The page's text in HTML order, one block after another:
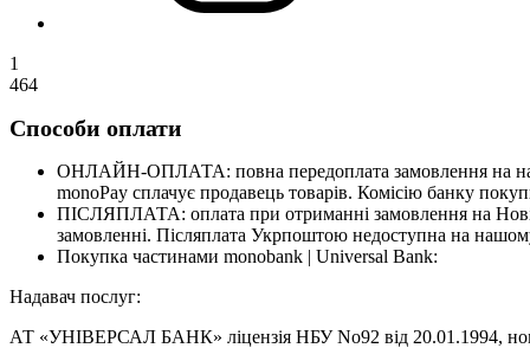
1
464
Способи оплати
ОНЛАЙН-ОПЛАТА: повна передоплата замовлення на
monoPay сплачує продавець товарів. Комісію банку
ПІСЛЯПЛАТА: оплата при отриманні замовлення на
замовленні. Післяплата Укрпоштою недоступна на
Покупка частинами monobank | Universal Bank:
Надавач послуг:
АТ «УНІВЕРСАЛ БАНК» ліцензія НБУ No92 від 20.01.1994,